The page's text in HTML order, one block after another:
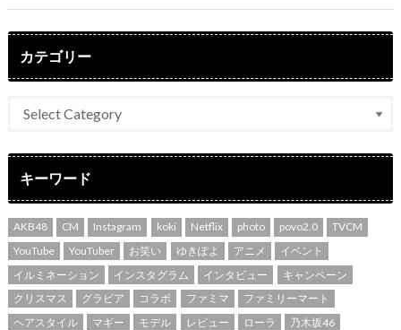
カテゴリー
キーワード
AKB48 CM Instagram koki Netflix photo povo2.0
TVCM
YouTube
YouTuber お笑い ゆきぽよ アニメ
イベント
イルミネーション
インスタグラム インタビュー
キャンペーン
クリスマス
グラビア コラボ ファミマ
ファミリーマート
ヘアスタイル
マギー モデル レビュー ローラ
乃木坂46